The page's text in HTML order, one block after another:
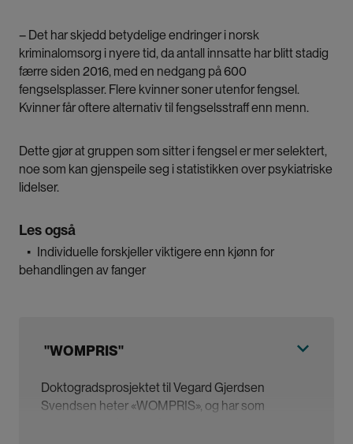
– Det har skjedd betydelige endringer i norsk
kriminalomsorg i nyere tid, da antall innsatte har blitt stadig
færre siden 2016, med en nedgang på 600
fengselsplasser. Flere kvinner soner utenfor fengsel.
Kvinner får oftere alternativ til fengselsstraff enn menn.
Dette gjør at gruppen som sitter i fengsel er mer selektert,
noe som kan gjenspeile seg i statistikken over psykiatriske
lidelser.
Les også
▪ Individuelle forskjeller viktigere enn kjønn for
behandlingen av fanger
"WOMPRIS"
Doktogradsprosjektet til Vegard Gjerdsen
Svendsen heter «WOMPRIS», og har som